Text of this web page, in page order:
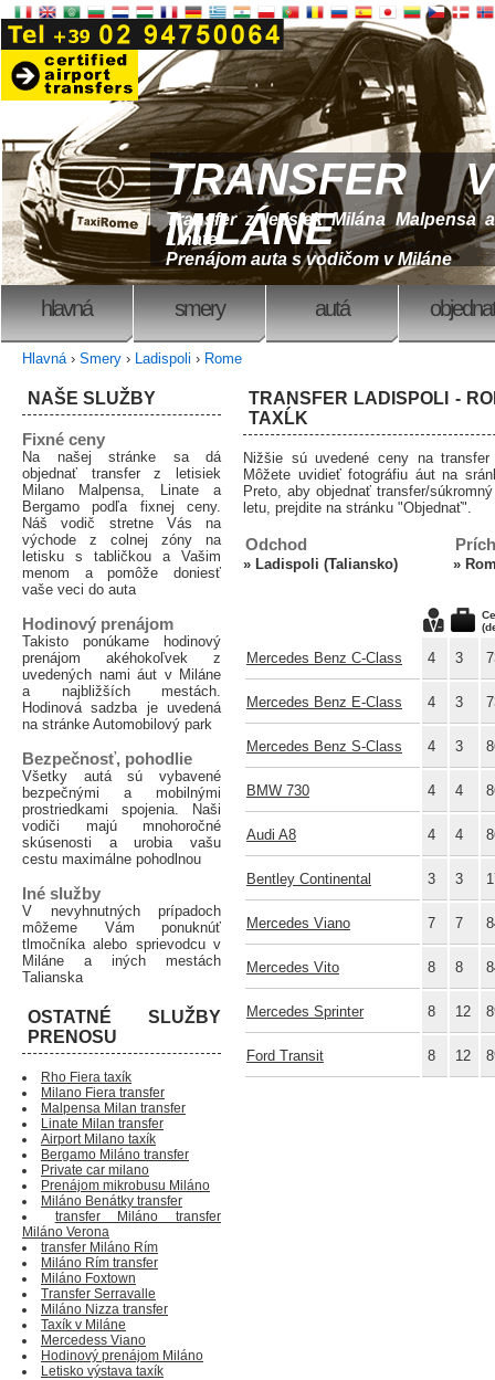
TRANSFER V
MILÁNE
Transfer z letisiek Milána Malpensa a
Linate
Prenájom auta s vodičom v Miláne
hlavná smery autá
Hlavná› Smery › Ladispoli › Rome
TRANSFER LADISPOLI -
TAXĹK
Nižšie sú uvedené ceny na
Môžete uvidieť fotográfiu áut na
Preto, aby objednať transfer/
letu, prejdite na stránku "Objednať".
Odchod
» Ladispoli (Taliansko) »
Mercedes Benz C-Class 4 3
Mercedes Benz E-Class 4 3
Mercedes Benz S-Class 4 3
BMW 730 4 4
Audi A8 4 4
Bentley Continental 3 3
Mercedes Viano 7 7
Mercedes Vito 8 8
Mercedes Sprinter 8 12
Ford Transit 8 12
NAŠE SLUŽBY
Fixné ceny
Na našej stránke sa dá
objednať transfer z letisiek
Milano Malpensa, Linate a
Bergamo podľa fixnej ceny.
Náš vodič stretne Vás na
východe z colnej zóny na
letisku s tabličkou a Vašim
menom a pomôže doniesť
vaše veci do auta
Hodinový prenájom
Takisto ponúkame hodinový
prenájom akéhokoľvek z
uvedených nami áut v Miláne
a najbližších mestách.
Hodinová sadzba je uvedená
na stránke Automobilový park
Bezpečnosť, pohodlie
Všetky autá sú vybavené
bezpečnými a mobilnými
prostriedkami spojenia. Naši
vodiči majú mnohoročné
skúsenosti a urobia vašu
cestu maximálne pohodlnou
Iné služby
V nevyhnutných prípadoch
môžeme Vám ponuknúť
tlmočníka alebo sprievodcu v
Miláne a iných mestách
Talianska
OSTATNÉ SLUŽBY
PRENOSU
Rho Fiera taxík
Milano Fiera transfer
Malpensa Milan transfer
Linate Milan transfer
Airport Milano taxík
Bergamo Miláno transfer
Private car milano
Prenájom mikrobusu Miláno
Miláno Benátky transfer
transfer Miláno transfer
Miláno Verona
transfer Miláno Rím
Miláno Rím transfer
Miláno Foxtown
Transfer Serravalle
Miláno Nizza transfer
Taxík v Miláne
Mercedess Viano
Hodinový prenájom Miláno
Letisko výstava taxík